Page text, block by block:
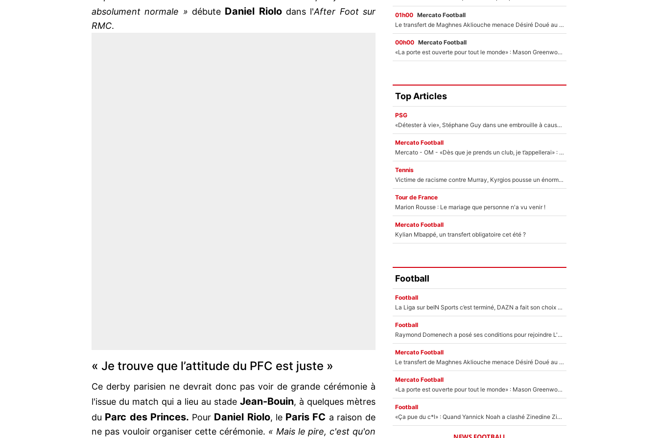
absolument normale » débute Daniel Riolodans l'After Foot sur
RMC.
« Je trouve que l’attitude du PFC est juste »
Ce derby parisien ne devrait donc pas voir de grande cérémonie à
l'issue du match qui a lieu au stade Jean-Bouin, à quelques mètres
du Parc des Princes. Pour Daniel Riolo, le Paris FC a raison de
ne pas vouloir organiser cette cérémonie. « Mais le pire, c'est qu'on
01h00 Mercato Football
Le transfert de Maghnes Akliouche menace Désiré Doué au PSG : «Je valide à 200%»
00h00 Mercato Football
«La porte est ouverte pour tout le monde» : Mason Greenwood et Pierre-Emerick Aubameyang ont quitté l'OM, Amine Gouiri balance sur la suite du mercato et sur la réaction du vestiaire !
Top Articles
PSG
«Détester à vie», Stéphane Guy dans une embrouille à cause du PSG !
Mercato Football
Mercato - OM - «Dès que je prends un club, je t’appellerai» : La promesse de Marcelino au moment de claquer la porte
Tennis
Victime de racisme contre Murray, Kyrgios pousse un énorme coup de gueule !
Tour de France
Marion Rousse : Le mariage que personne n'a vu venir !
Mercato Football
Kylian Mbappé, un transfert obligatoire cet été ?
Football
Football
La Liga sur beIN Sports c’est terminé, DAZN a fait son choix pour Benjamin Da Silva et Omar Da Fonseca !
Football
Raymond Domenech a posé ses conditions pour rejoindre L'EQUIPE du Soir : Il refuse de faire l'émission avec un autre chroniqueur !
Mercato Football
Le transfert de Maghnes Akliouche menace Désiré Doué au PSG : «Je valide à 200%»
Mercato Football
«La porte est ouverte pour tout le monde» : Mason Greenwood et Pierre-Emerick Aubameyang ont quitté l'OM, Amine Gouiri balance sur la suite du mercato et sur la réaction du vestiaire !
Football
«Ça pue du c*l» : Quand Yannick Noah a clashé Zinedine Zidane, avant de se faire recadrer par le nouveau sélectionneur de l'équipe de France !